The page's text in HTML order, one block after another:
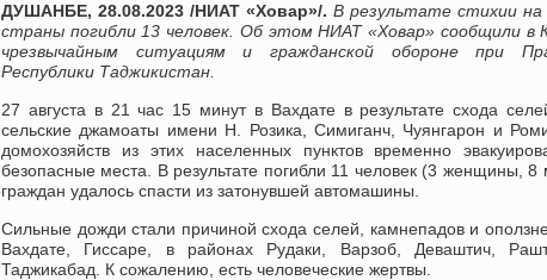
ДУШАНБЕ, 28.08.2023 /НИАТ «Ховар»/. В результате стихии
страны погибли 13 человек. Об этом НИАТ «Ховар» сообщили в
чрезвычайным ситуациям и гражданской обороне при
Республики Таджикистан.
27 августа в 21 час 15 минут в Вахдате в результате схода
сельские джамоаты имени Н. Розика, Симиганч, Чуянгарон и
домохозяйств из этих населенных пунктов временно
безопасные места. В результате погибли 11 человек (3 женщины, 8
граждан удалось спасти из затонувшей автомашины.
Сильные дожди стали причиной схода селей, камнепадов и
Вахдате, Гиссаре, в районах Рудаки, Варзоб, Деваштич,
Таджикабад. К сожалению, есть человеческие жертвы.